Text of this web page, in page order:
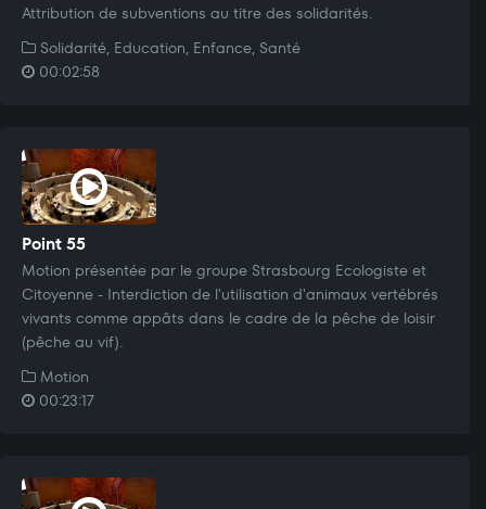
Attribution de subventions au titre des solidarités.
Solidarité, Education, Enfance, Santé
00:02:58
Point 55
Motion présentée par le groupe Strasbourg Ecologiste et
Citoyenne - Interdiction de l'utilisation d'animaux vertébrés
vivants comme appâts dans le cadre de la pêche de loisir
(pêche au vif).
Motion
00:23:17